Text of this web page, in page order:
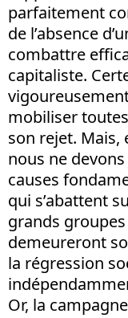
parfaitement
de l’absence
combattre
capitaliste.
mobiliser
son rejet. Mais,
nous ne
causes
qui s’abattent
grands
demeureront
la régression
Or, la